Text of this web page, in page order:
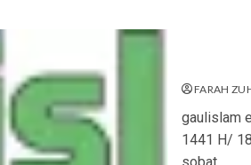
FARAH
gaulislam
1441 H/